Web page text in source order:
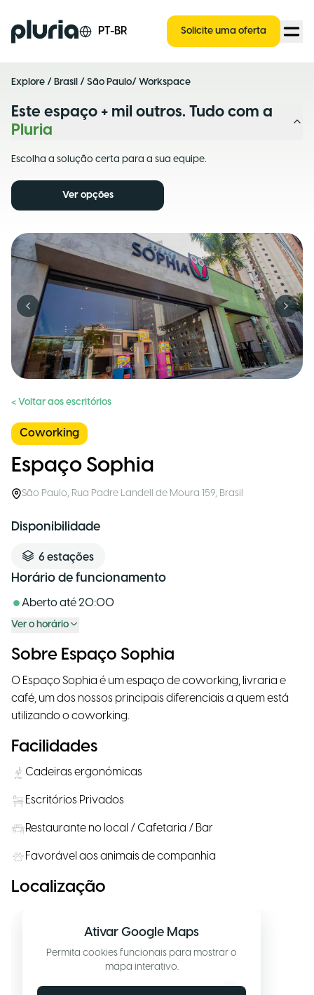
Logo Pluria PT-BR Solicite uma oferta
Explore / Brasil / São Paulo/ Workspace
Este espaço + mil outros. Tudo com a
Pluria
Escolha a solução certa para a sua equipe.
Ver opções
Previous slide Next
< Voltar aos escritórios
Coworking
Espaço Sophia
São Paulo, Rua Padre Landell de Moura 159, Brasil
Disponibilidade
6 estações
Horário de funcionamento
Aberto até20:00
Ver o horário
Sobre Espaço Sophia
O Espaço Sophia é um espaço de coworking, livraria e
café, um dos nossos principais diferenciais a quem está
utilizando o coworking.
Facilidades
Cadeiras ergonómicas
Escritórios Privados
Restaurante no local / Cafetaria / Bar
Favorável aos animais de companhia
Localização
Ativar Google Maps
Permita cookies funcionais para mostrar o
mapa interativo.